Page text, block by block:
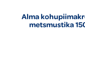
Alma
metsmustika